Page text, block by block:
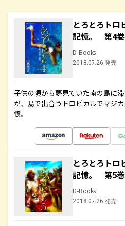
とろとろト
記憶。 第4巻
D-Books
2018.07.26 発売
子供の頃から夢見ていた南の島に
が、島で出合うトロピカルでマジ
憶。
とろとろト
記憶。 第5巻
D-Books
2018.07.26 発売